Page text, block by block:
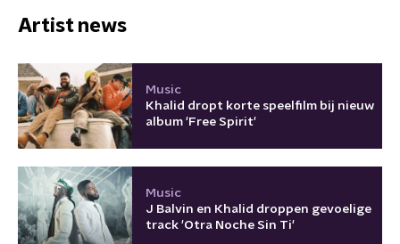
Artist news
Music
Khalid dropt korte speelfilm bij nieuw
album 'Free Spirit'
Music
J Balvin en Khalid droppen gevoelige
track 'Otra Noche Sin Ti'